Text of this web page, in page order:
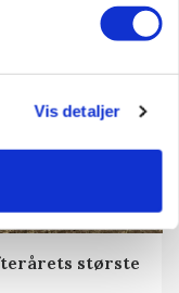
Vis detaljer
største